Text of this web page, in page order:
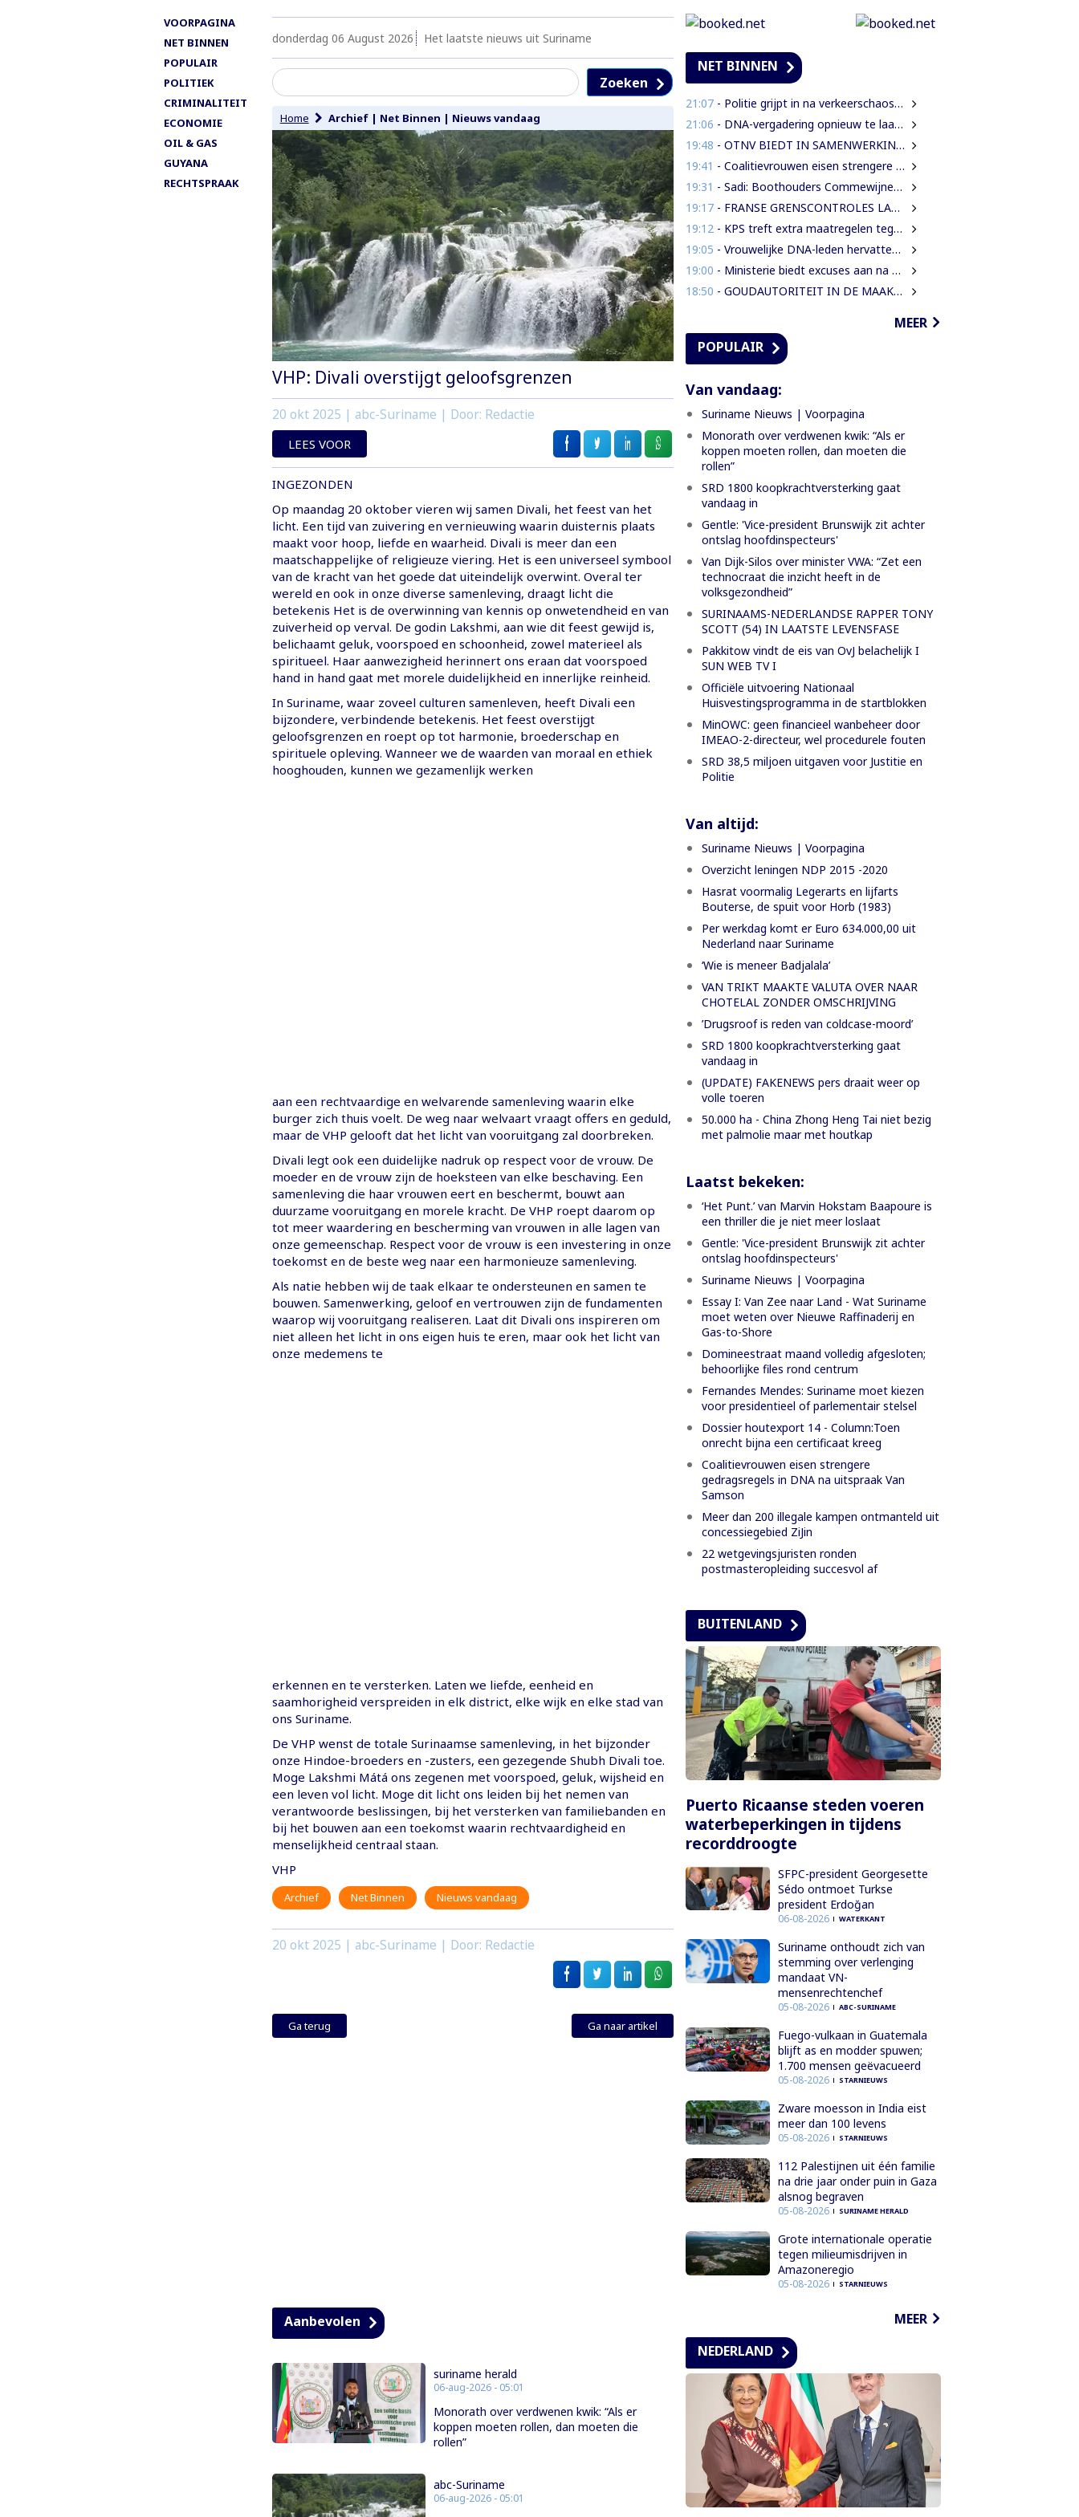
VOORPAGINA
NET BINNEN
POPULAIR
POLITIEK
CRIMINALITEIT
ECONOMIE
OIL & GAS
GUYANA
RECHTSPRAAK
donderdag 06 August 2026 Het laatste nieuws uit Suriname
Zoeken
Home Archief| Net Binnen | Nieuws vandaag
VHP: Divali overstijgt geloofsgrenzen
20 okt 2025 | abc-Suriname | Door: Redactie
LEES VOOR
INGEZONDEN
Op maandag 20 oktober vieren wij samen Divali, het feest van het
licht. Een tijd van zuivering en vernieuwing waarin duisternis plaats
maakt voor hoop, liefde en waarheid. Divali is meer dan een
maatschappelijke of religieuze viering. Het is een universeel symbool
van de kracht van het goede dat uiteindelijk overwint. Overal ter
wereld en ook in onze diverse samenleving, draagt licht die
betekenis Het is de overwinning van kennis op onwetendheid en van
zuiverheid op verval. De godin Lakshmi, aan wie dit feest gewijd is,
belichaamt geluk, voorspoed en schoonheid, zowel materieel als
spiritueel. Haar aanwezigheid herinnert ons eraan dat voorspoed
hand in hand gaat met morele duidelijkheid en innerlijke reinheid.
In Suriname, waar zoveel culturen samenleven, heeft Divali een
bijzondere, verbindende betekenis. Het feest overstijgt
geloofsgrenzen en roept op tot harmonie, broederschap en
spirituele opleving. Wanneer we de waarden van moraal en ethiek
hooghouden, kunnen we gezamenlijk werken
aan een rechtvaardige en welvarende samenleving waarin elke
burger zich thuis voelt. De weg naar welvaart vraagt offers en geduld,
maar de VHP gelooft dat het licht van vooruitgang zal doorbreken.
Divali legt ook een duidelijke nadruk op respect voor de vrouw. De
moeder en de vrouw zijn de hoeksteen van elke beschaving. Een
samenleving die haar vrouwen eert en beschermt, bouwt aan
duurzame vooruitgang en morele kracht. De VHP roept daarom op
tot meer waardering en bescherming van vrouwen in alle lagen van
onze gemeenschap. Respect voor de vrouw is een investering in onze
toekomst en de beste weg naar een harmonieuze samenleving.
Als natie hebben wij de taak elkaar te ondersteunen en samen te
bouwen. Samenwerking, geloof en vertrouwen zijn de fundamenten
waarop wij vooruitgang realiseren. Laat dit Divali ons inspireren om
niet alleen het licht in ons eigen huis te eren, maar ook het licht van
onze medemens te
erkennen en te versterken. Laten we liefde, eenheid en
saamhorigheid verspreiden in elk district, elke wijk en elke stad van
ons Suriname.
De VHP wenst de totale Surinaamse samenleving, in het bijzonder
onze Hindoe-broeders en -zusters, een gezegende Shubh Divali toe.
Moge Lakshmi Mátá ons zegenen met voorspoed, geluk, wijsheid en
een leven vol licht. Moge dit licht ons leiden bij het nemen van
verantwoorde beslissingen, bij het versterken van familiebanden en
bij het bouwen aan een toekomst waarin rechtvaardigheid en
menselijkheid centraal staan.
VHP
Archief Net Binnen Nieuws vandaag
20 okt 2025 | abc-Suriname | Door: Redactie
Ga terug Ga naar artikel
Aanbevolen
suriname herald
06-aug-2026 - 05:01
Monorath over verdwenen kwik: “Als er
koppen moeten rollen, dan moeten die
rollen”
abc-Suriname
06-aug-2026 - 05:01
NET BINNEN
21:07- Politie grijpt in na verkeerschaos door afsluiting Domineestraat
21:06 - DNA-vergadering opnieuw te laat begonnen, leden eisen aanpak laatkomers
19:48 - OTNV BIEDT IN SAMENWERKING MET HAAR INTERNATIONALE PARTNERS 200 GRATIS STUDIEBEURZEN AAN TECHNISCH TALENT
19:41 - Coalitievrouwen eisen strengere gedragsregels in DNA na uitspraak Van Samson
19:31 - Sadi: Boothouders Commewijne zijn desperate, wachten 6 jaren op tariefaanpassing
19:17- FRANSE GRENSCONTROLES LANGS MAROWIJNERIVIER WEDEROM FORS AANGESCHERPT
19:12 - KPS treft extra maatregelen tegen verkeersdrukte binnenstad
19:05 - Vrouwelijke DNA-leden hervatten werk en eisen strengere gedragsregels na uitlating Van Samson
19:00 - Ministerie biedt excuses aan na onterechte beschuldigingen tegen IMEAO 2-directeur
18:50 - GOUDAUTORITEIT IN DE MAAK VOOR MEER ORDENING EN INKOMSTEN
MEER
POPULAIR
Van vandaag:
Suriname Nieuws | Voorpagina
Monorath over verdwenen kwik: “Als er
koppen moeten rollen, dan moeten die
rollen”
SRD 1800 koopkrachtversterking gaat
vandaag in
Gentle: 'Vice-president Brunswijk zit achter
ontslag hoofdinspecteurs'
Van Dijk-Silos over minister VWA: “Zet een
technocraat die inzicht heeft in de
volksgezondheid”
SURINAAMS-NEDERLANDSE RAPPER TONY
SCOTT (54) IN LAATSTE LEVENSFASE
Pakkitow vindt de eis van OvJ belachelijk I
SUN WEB TV I
Officiële uitvoering Nationaal
Huisvestingsprogramma in de startblokken
MinOWC: geen financieel wanbeheer door
IMEAO-2-directeur, wel procedurele fouten
SRD 38,5 miljoen uitgaven voor Justitie en
Politie
Van altijd:
Suriname Nieuws | Voorpagina
Overzicht leningen NDP 2015 -2020
Hasrat voormalig Legerarts en lijfarts
Bouterse, de spuit voor Horb (1983)
Per werkdag komt er Euro 634.000,00 uit
Nederland naar Suriname
‘Wie is meneer Badjalala’
VAN TRIKT MAAKTE VALUTA OVER NAAR
CHOTELAL ZONDER OMSCHRIJVING
’Drugsroof is reden van coldcase-moord’
SRD 1800 koopkrachtversterking gaat
vandaag in
(UPDATE) FAKENEWS pers draait weer op
volle toeren
50.000 ha - China Zhong Heng Tai niet bezig
met palmolie maar met houtkap
Laatst bekeken:
‘Het Punt.’ van Marvin Hokstam Baapoure is
een thriller die je niet meer loslaat
Gentle: 'Vice-president Brunswijk zit achter
ontslag hoofdinspecteurs'
Suriname Nieuws | Voorpagina
Essay I: Van Zee naar Land - Wat Suriname
moet weten over Nieuwe Raffinaderij en
Gas-to-Shore
Domineestraat maand volledig afgesloten;
behoorlijke files rond centrum
Fernandes Mendes: Suriname moet kiezen
voor presidentieel of parlementair stelsel
Dossier houtexport 14 - Column:Toen
onrecht bijna een certificaat kreeg
Coalitievrouwen eisen strengere
gedragsregels in DNA na uitspraak Van
Samson
Meer dan 200 illegale kampen ontmanteld uit
concessiegebied ZiJin
22 wetgevingsjuristen ronden
postmasteropleiding succesvol af
BUITENLAND
Puerto Ricaanse steden voeren
waterbeperkingen in tijdens
recorddroogte
SFPC-president Georgesette
Sédo ontmoet Turkse
president Erdoğan
06-08-2026 WATERKANT
Suriname onthoudt zich van
stemming over verlenging
mandaat VN-
mensenrechtenchef
05-08-2026 ABC-SURINAME
Fuego-vulkaan in Guatemala
blijft as en modder spuwen;
1.700 mensen geëvacueerd
05-08-2026 STARNIEUWS
Zware moesson in India eist
meer dan 100 levens
05-08-2026 STARNIEUWS
112 Palestijnen uit één familie
na drie jaar onder puin in Gaza
alsnog begraven
05-08-2026 SURINAME HERALD
Grote internationale operatie
tegen milieumisdrijven in
Amazoneregio
05-08-2026 STARNIEUWS
MEER
NEDERLAND